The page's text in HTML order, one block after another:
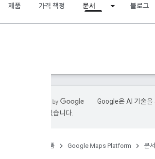
제품 가격 책정 문서 블로그
Google은 AI 기술을
있을 수 있습니다.
제품 Google Maps Platform 문서